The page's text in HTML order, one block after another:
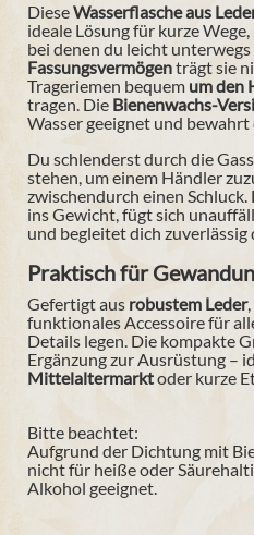
DieseWasserflasche aus
ideale Lösung für kurze
bei denen du leicht
Fassungsvermögenträgt sie
Trageriemen bequem um den
tragen. Die Bienenwachs-
Wasser geeignet und
Du schlenderst durch die
stehen, um einem Händler
zwischendurch einen
ins Gewicht, fügt sich
und begleitet dich zuverlässig
Praktisch für
Gefertigt aus robustem Leder
funktionales Accessoire für
Details legen. Die kompakte
Ergänzung zur Ausrüstung –
Mittelaltermarktoder kurze
Bitte beachtet:
Aufgrund der Dichtung mit
nicht für heiße oder
Alkohol geeignet.